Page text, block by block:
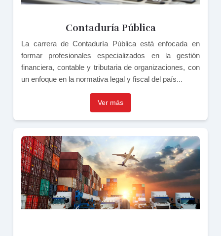
Contaduría Pública
La carrera de Contaduría Pública está enfocada en
formar profesionales especializados en la gestión
financiera, contable y tributaria de organizaciones, con
un enfoque en la normativa legal y fiscal del país...
Ver más